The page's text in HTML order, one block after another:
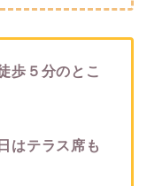
歩５分のとこ
はテラス席も